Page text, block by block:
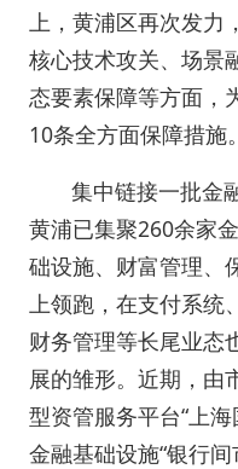
上，黄浦区再次发
核心技术攻关、场景
态要素保障等方面，
10条全方面保障措施。
集中链接一批金
黄浦已集聚260余家
础设施、财富管理、
上领跑，在支付系
财务管理等长尾业态
展的雏形。近期，由
型资管服务平台“上
金融基础设施“银行